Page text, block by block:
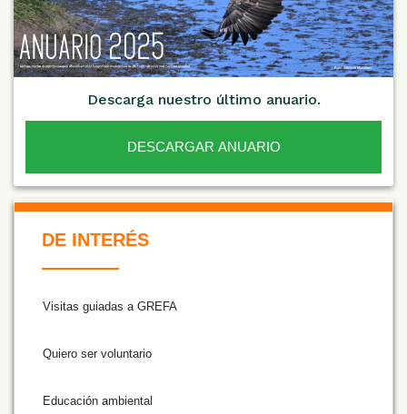
Descarga nuestro último anuario.
DESCARGAR ANUARIO
De Interés NARANJA
DE INTERÉS
Visitas guiadas a GREFA
Quiero ser voluntario
Educación ambiental